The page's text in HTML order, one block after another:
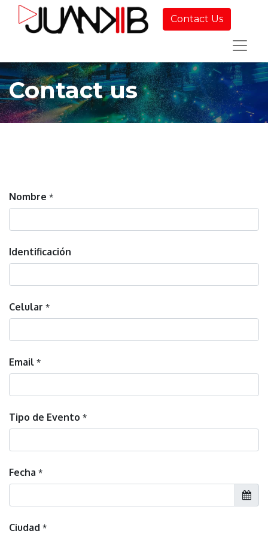
Contact Us
Contact us
Nombre *
Identificación
Celular *
Email *
Tipo de Evento *
Fecha *
Ciudad *